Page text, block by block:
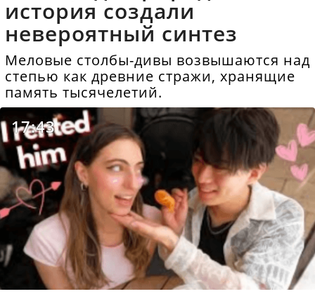
история создали
невероятный синтез
Меловые столбы-дивы возвышаются над
степью как древние стражи, хранящие
память тысячелетий.
17:43